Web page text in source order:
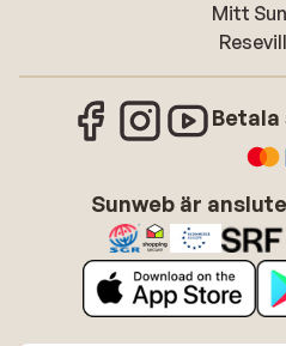
Mitt
Sunweb är